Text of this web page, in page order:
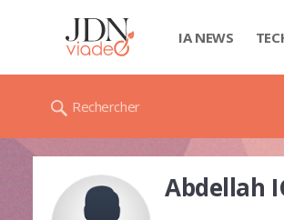
IA NEWS
Rechercher
Abdellah